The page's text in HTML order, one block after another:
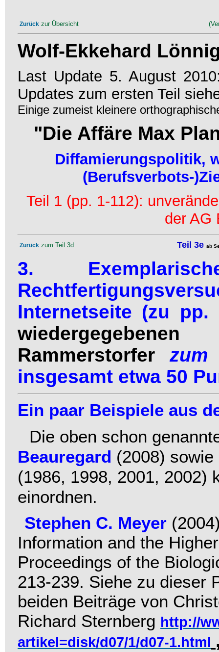
Zurück zur Übersicht
Wolf-Ekkehard
Last Update 5. August
Updates zum ersten Teil
Einige zumeist kleinere
"Die Affäre Max
Diffamierungspolitik,
(Berufsverbots-
Teil 1 (pp. 1-112):
der AG
Zurück zum Teil 3d Teil 3e ab
3.
Internetseite (zu pp.
Rammerstorfer zum
insgesamt etwa 50
Ein paar Beispiele aus
Die oben schon
Beauregard (2008) sowie
(1986, 1998, 2001, 2002)
einordnen.
Stephen C. Meyer
Information and the
Proceedings of the
213-239. Siehe zu dieser
beiden Beiträge von
Richard Sternberg http://
artikel=disk/d07/1/d07-1.html